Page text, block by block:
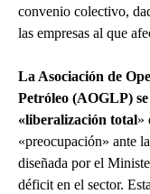
convenio colectivo,
las empresas al que
La Asociación de
Petróleo (AOGLP)
«liberalización total»
«preocupación» ante
diseñada por el
déficit en el sector.